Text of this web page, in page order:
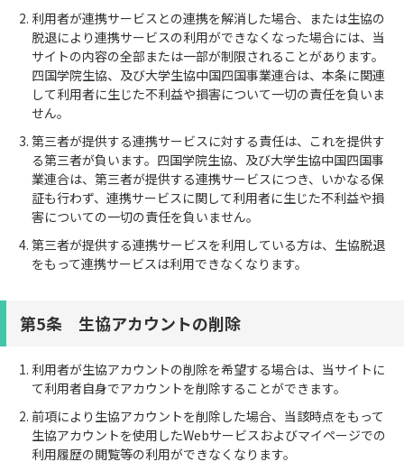
利用者が連携サービスとの連携を解消した場合、または生協の
脱退により連携サービスの利用ができなくなった場合には、当
サイトの内容の全部または一部が制限されることがあります。
四国学院生協、及び大学生協中国四国事業連合は、本条に関連
して利用者に生じた不利益や損害について一切の責任を負いま
せん。
第三者が提供する連携サービスに対する責任は、これを提供す
る第三者が負います。四国学院生協、及び大学生協中国四国事
業連合は、第三者が提供する連携サービスにつき、いかなる保
証も行わず、連携サービスに関して利用者に生じた不利益や損
害についての一切の責任を負いません。
第三者が提供する連携サービスを利用している方は、生協脱退
をもって連携サービスは利用できなくなります。
第5条 生協アカウントの削除
利用者が生協アカウントの削除を希望する場合は、当サイトに
て利用者自身でアカウントを削除することができます。
前項により生協アカウントを削除した場合、当該時点をもって
生協アカウントを使用したWebサービスおよびマイページでの
利用履歴の閲覧等の利用ができなくなります。